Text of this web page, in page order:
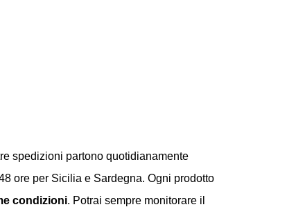
spedizioni partono quotidianamente
ore per Sicilia e Sardegna. Ogni prodotto
condizioni. Potrai sempre monitorare il